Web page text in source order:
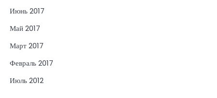
Июнь 2017
Май 2017
Март 2017
Февраль 2017
Июль 2012